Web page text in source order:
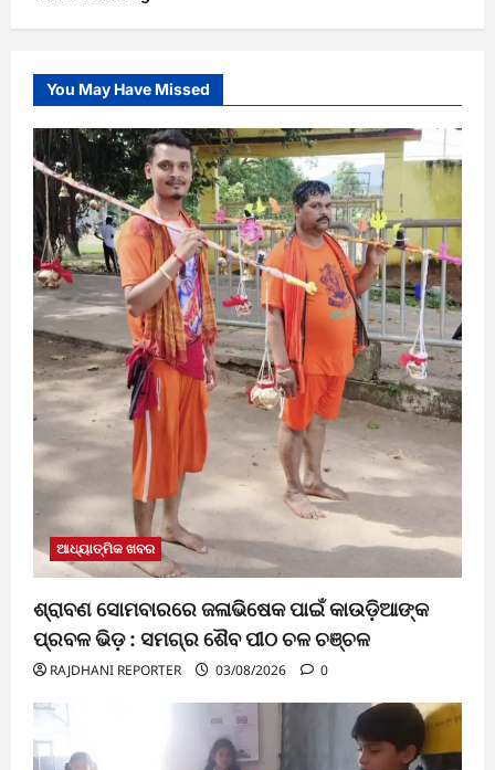
You May Have Missed
ଆଧ୍ୟାତ୍ମିକ ଖବର
ଶ୍ରାବଣ ସୋମବାରରେ ଜଳାଭିଷେକ ପାଇଁ କାଉଡ଼ିଆଙ୍କ
ପ୍ରବଳ ଭିଡ଼ : ସମଗ୍ର ଶୈବ ପୀଠ ଚଳ ଚଞ୍ଚଳ
RAJDHANI REPORTER 03/08/2026 0